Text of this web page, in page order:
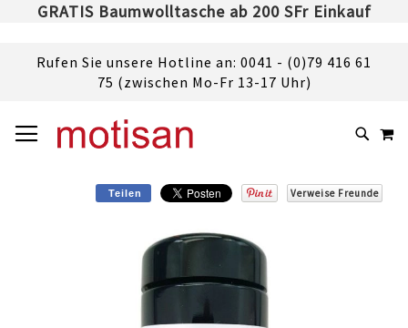
GRATIS Baumwolltasche ab 200 SFr Einkauf
Rufen Sie unsere Hotline an: 0041 - (0)79 416 61
75 (zwischen Mo-Fr 13-17 Uhr)
ZUM
INHALT
SUCHE
Teilen Verweise Freunde